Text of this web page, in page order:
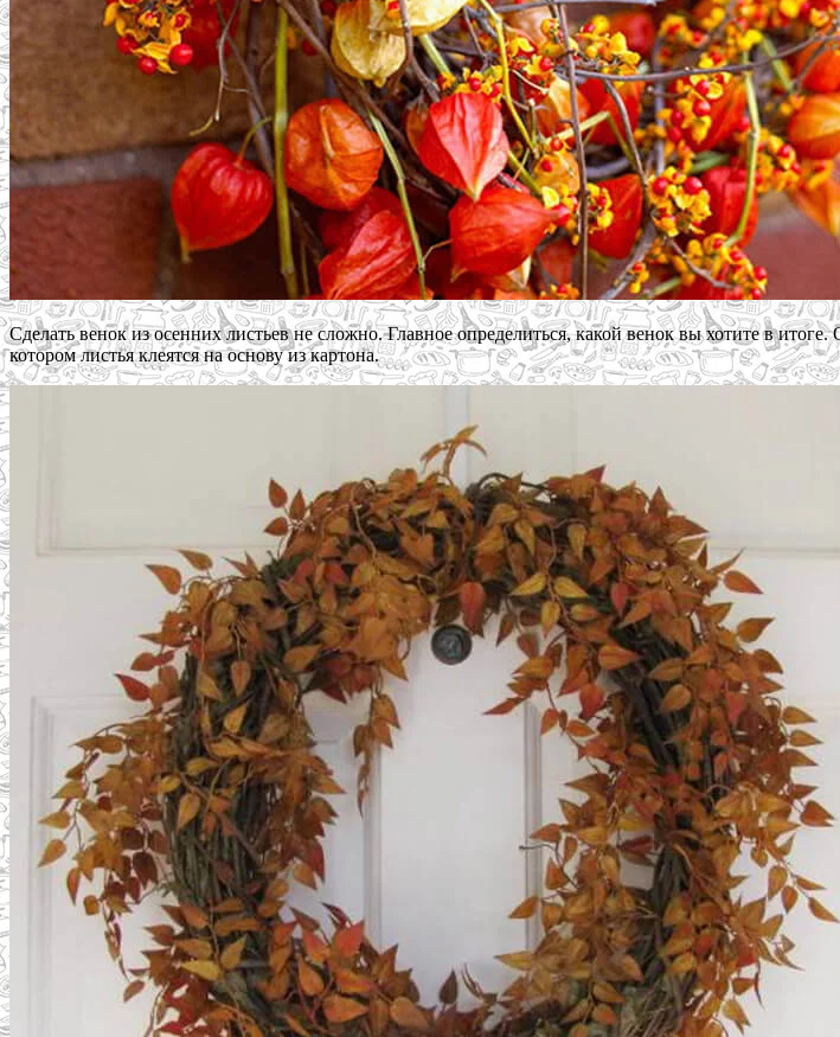
Сделать венок из осенних листьев не сложно. Главное определиться, какой венок вы хотите в
котором листья клеятся на основу из картона.